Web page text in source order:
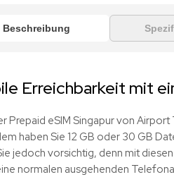
Beschreibung
Erreichbarkeit mit
Prepaid eSIM Singapur von
haben Sie 12 GB oder 30 GB
jedoch vorsichtig, denn mit
normalen ausgehenden